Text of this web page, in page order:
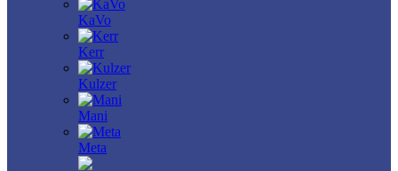
KaVo
Kerr
Kulzer
Mani
Meta